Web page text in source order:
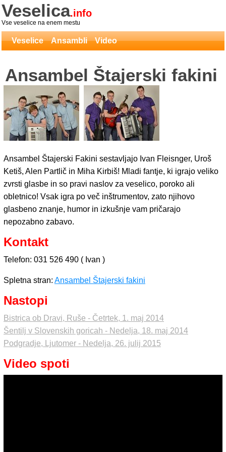
Veselica.info
Vse veselice na enem mestu
Veselice Ansambli Video
Ansambel Štajerski fakini
Ansambel Štajerski Fakini sestavljajo Ivan Fleisnger, Uroš
Ketiš, Alen Partlič in Miha Kirbiš! Mladi fantje, ki igrajo veliko
zvrsti glasbe in so pravi naslov za veselico, poroko ali
obletnico! Vsak igra po več inštrumentov, zato njihovo
glasbeno znanje, humor in izkušnje vam pričarajo
nepozabno zabavo.
Kontakt
Telefon: 031 526 490 ( Ivan )
Spletna stran: Ansambel Štajerski fakini
Nastopi
Bistrica ob Dravi, Ruše - Četrtek, 1. maj 2014
Šentilj v Slovenskih goricah - Nedelja, 18. maj 2014
Podgradje, Ljutomer - Nedelja, 26. julij 2015
Video spoti